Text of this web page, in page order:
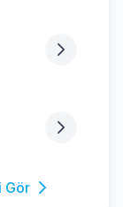
Gör